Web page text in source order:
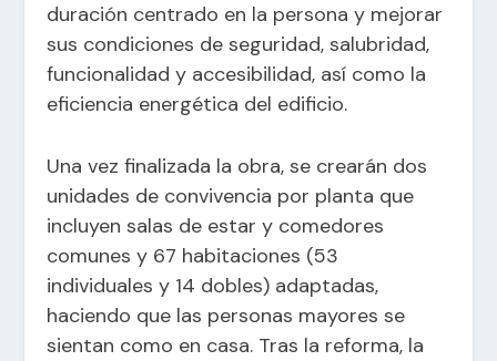
duración centrado en la persona y mejorar
sus condiciones de seguridad, salubridad,
funcionalidad y accesibilidad, así como la
eficiencia energética del edificio.
Una vez finalizada la obra, se crearán dos
unidades de convivencia por planta que
incluyen salas de estar y comedores
comunes y 67 habitaciones (53
individuales y 14 dobles) adaptadas,
haciendo que las personas mayores se
sientan como en casa. Tras la reforma, la